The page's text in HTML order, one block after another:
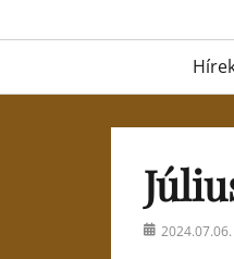
Primary
menu
Posted2024.07.06.